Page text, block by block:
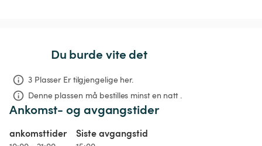
Du burde vite det
3 Plasser Er tilgjengelige her.
Denne plassen må bestilles minst en natt .
Ankomst- og avgangstider
ankomsttider Siste avgangstid